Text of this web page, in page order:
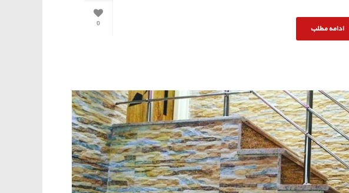
0 ادامه مطلب